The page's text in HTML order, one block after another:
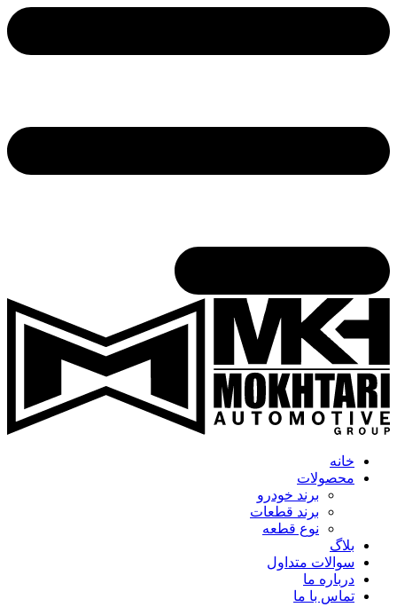
خانه
محصولات
برند خودرو
برند قطعات
نوع قطعه
بلاگ
سوالات متداول
درباره ما
تماس با ما